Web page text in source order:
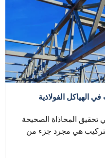
الهياكل الفولاذية
تحقيق المحاذاة الصحيحة
هي مجرد جزء من